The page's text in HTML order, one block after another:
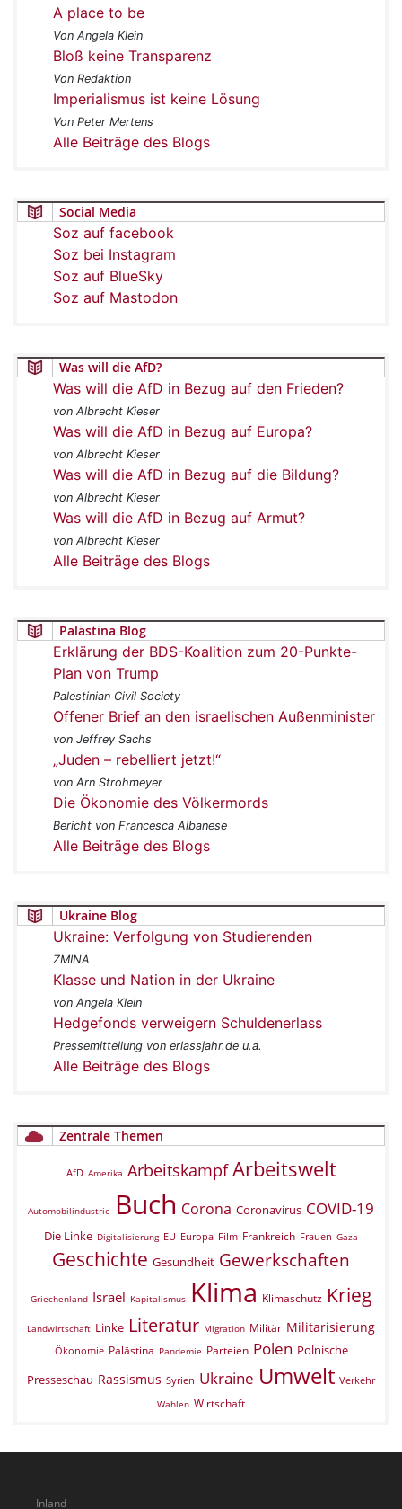
A place to be
Von Angela Klein
Bloß keine Transparenz
Von Redaktion
Imperialismus ist keine Lösung
Von Peter Mertens
Alle Beiträge des Blogs
Social Media
Soz auf facebook
Soz bei Instagram
Soz auf BlueSky
Soz auf Mastodon
Was will die AfD?
Was will die AfD in Bezug auf den Frieden?
von Albrecht Kieser
Was will die AfD in Bezug auf Europa?
von Albrecht Kieser
Was will die AfD in Bezug auf die Bildung?
von Albrecht Kieser
Was will die AfD in Bezug auf Armut?
von Albrecht Kieser
Alle Beiträge des Blogs
Palästina Blog
Erklärung der BDS-Koalition zum 20-Punkte-
Plan von Trump
Palestinian Civil Society
Offener Brief an den israelischen Außenminister
von Jeffrey Sachs
„Juden – rebelliert jetzt!“
von Arn Strohmeyer
Die Ökonomie des Völkermords
Bericht von Francesca Albanese
Alle Beiträge des Blogs
Ukraine Blog
Ukraine: Verfolgung von Studierenden
ZMINA
Klasse und Nation in der Ukraine
von Angela Klein
Hedgefonds verweigern Schuldenerlass
Pressemitteilung von erlassjahr.de u.a.
Alle Beiträge des Blogs
Zentrale Themen
AfD Amerika Arbeitskampf Arbeitswelt
Automobilindustrie Buch Corona Coronavirus COVID-19
Die Linke Digitalisierung EU Europa Film Frankreich Frauen Gaza
Geschichte Gesundheit Gewerkschaften
Griechenland Israel Kapitalismus Klima Klimaschutz Krieg
Landwirtschaft Linke Literatur Migration Militär Militarisierung
Ökonomie Palästina Pandemie Parteien Polen Polnische
Presseschau Rassismus Syrien Ukraine Umwelt Verkehr
Wahlen Wirtschaft
Inland